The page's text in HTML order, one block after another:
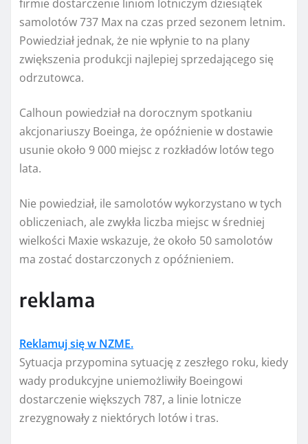
firmie dostarczenie liniom lotniczym dziesiątek
samolotów 737 Max na czas przed sezonem letnim.
Powiedział jednak, że nie wpłynie to na plany
zwiększenia produkcji najlepiej sprzedającego się
odrzutowca.
Calhoun powiedział na dorocznym spotkaniu
akcjonariuszy Boeinga, że ​​opóźnienie w dostawie
usunie około 9 000 miejsc z rozkładów lotów tego
lata.
Nie powiedział, ile samolotów wykorzystano w tych
obliczeniach, ale zwykła liczba miejsc w średniej
wielkości Maxie wskazuje, że około 50 samolotów
ma zostać dostarczonych z opóźnieniem.
reklama
Reklamuj się w NZME.
Sytuacja przypomina sytuację z zeszłego roku, kiedy
wady produkcyjne uniemożliwiły Boeingowi
dostarczenie większych 787, a linie lotnicze
zrezygnowały z niektórych lotów i tras.